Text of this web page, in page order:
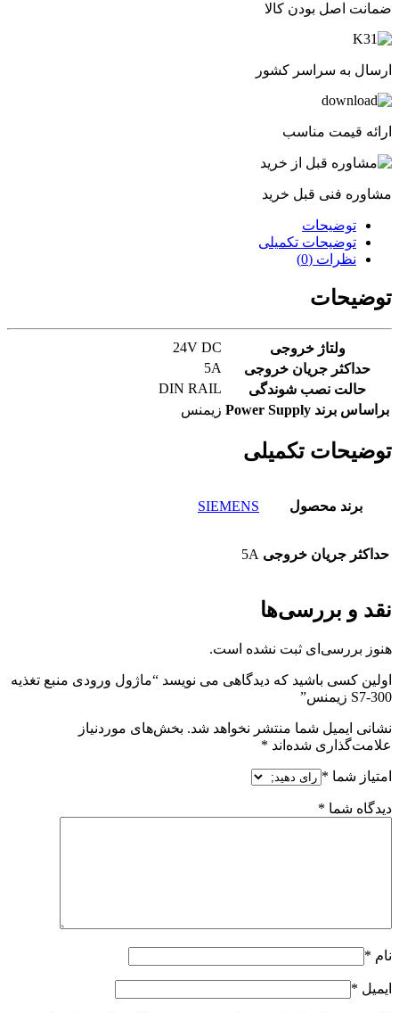
ضمانت اصل بودن کالا
ارسال به سراسر کشور
ارائه قیمت مناسب
مشاوره فنی قبل خرید
توضیحات
توضیحات تکمیلی
نظرات (0)
توضیحات
ولتاژ خروجی
24V DC
حداکثر جریان خروجی
5A
حالت نصب شوندگی
DIN RAIL
براساس برند Power Supply
زیمنس
توضیحات تکمیلی
برند محصول SIEMENS
حداکثر جریان خروجی 5A
نقد و بررسی‌ها
هنوز بررسی‌ای ثبت نشده است.
اولین کسی باشید که دیدگاهی می نویسد “ماژول ورودی منبع تغذیه
S7-300 زیمنس”
نشانی ایمیل شما منتشر نخواهد شد. بخش‌های موردنیاز
علامت‌گذاری شده‌اند *
امتیاز شما *
دیدگاه شما *
نام *
ایمیل *